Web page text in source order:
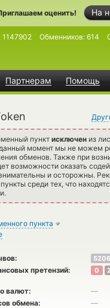
На
оценить!
Партнерам Помощь
1147902 Обменников: 614
пункт исключен из
момент мы не можем
обменов. Также при
возможности оказать
и осторожны.
среди тех, что
пункта
5206
претензий: 0
валют:
—
обмена:
—